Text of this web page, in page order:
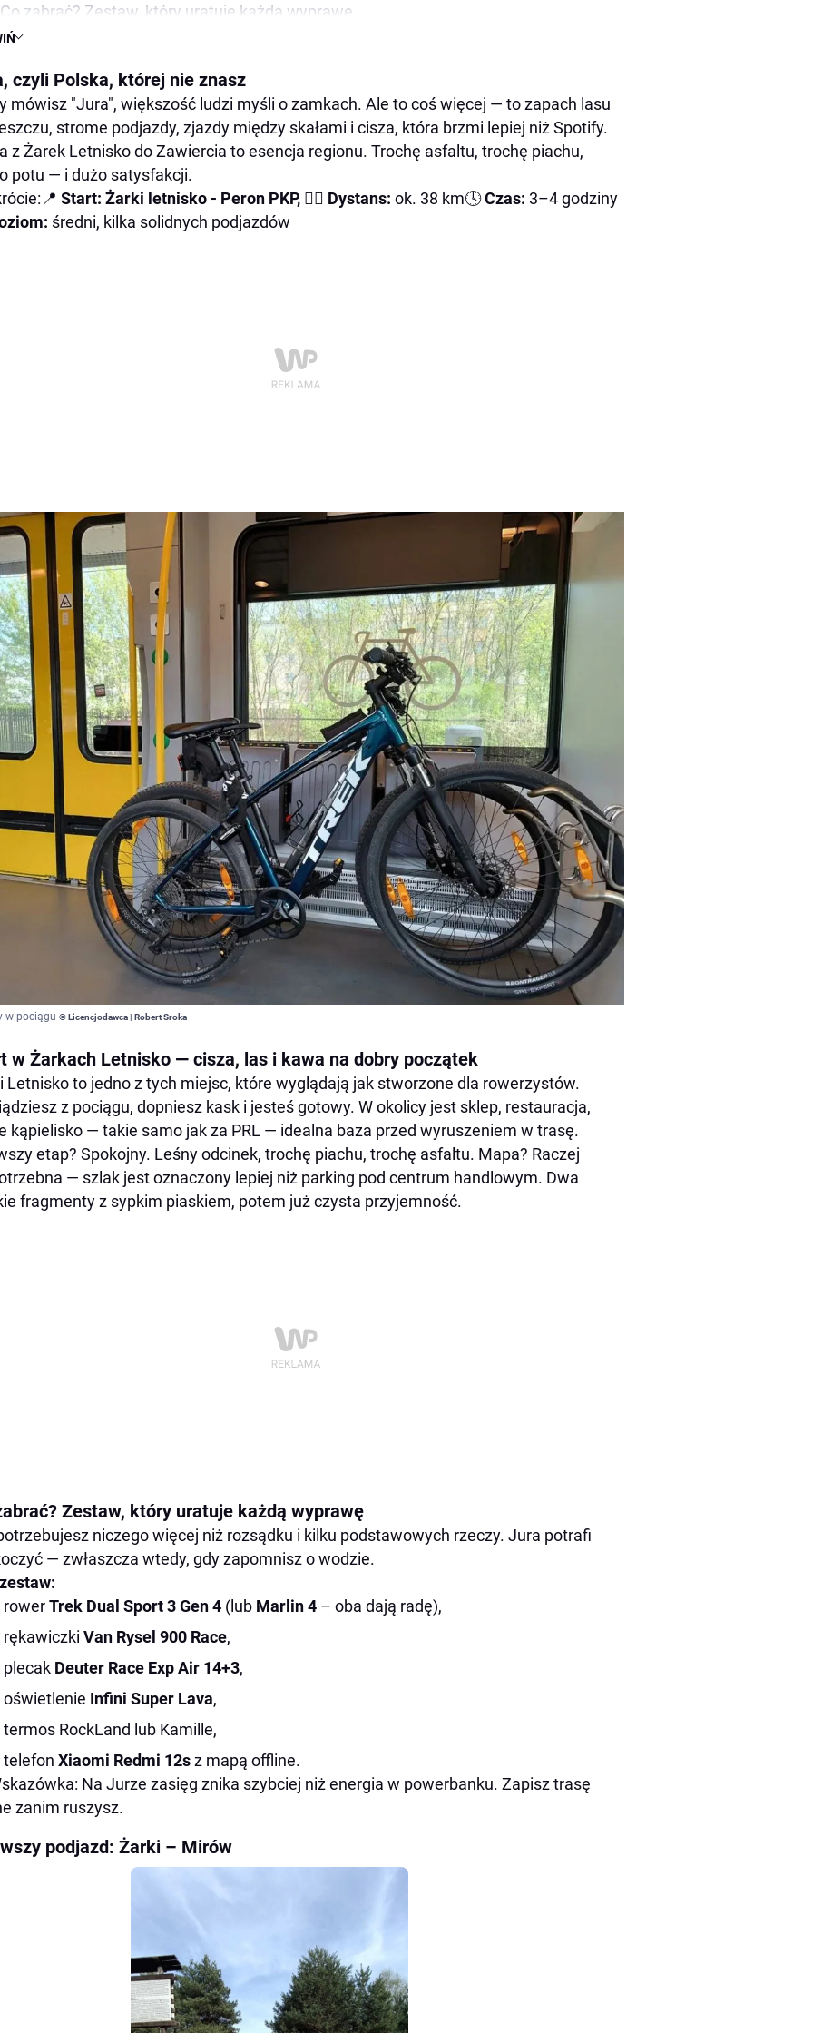
Co zabrać? Zestaw, który uratuje każdą wyprawę
Pierwszy podjazd: Żarki – Mirów
Zamek Mirów – surowy, dziki, prawdziwy
Bobolice – zamkowe deja vu w wersji premium
Wieczorem, oświetlony, wygląda jak z gry RPG.
Szlak Orlich Gniazd – najlepszy fragment trasy
Z Morska do Zawiercia – ostatnie kilometry w nagrodę
czyli Polska, której nie znasz
mówisz "Jura", większość ludzi myśli o zamkach. Ale to coś więcej — to zapach lasu
strome podjazdy, zjazdy między skałami i cisza, która brzmi lepiej niż Spotify.
z Żarek Letnisko do Zawiercia to esencja regionu. Trochę asfaltu, trochę piachu,
potu — i dużo satysfakcji.
Start: Żarki letnisko - Peron PKP, 🚴‍♂️ Dystans: ok. 38 km🕓Czas: 3–4 godziny
średni, kilka solidnych podjazdów
w pociągu © Licencjodawca | Robert Sroka
w Żarkach Letnisko — cisza, las i kawa na dobry początek
Letnisko to jedno z tych miejsc, które wyglądają jak stworzone dla rowerzystów.
z pociągu, dopniesz kask i jesteś gotowy. W okolicy jest sklep, restauracja,
kąpielisko — takie samo jak za PRL — idealna baza przed wyruszeniem w trasę.
etap? Spokojny. Leśny odcinek, trochę piachu, trochę asfaltu. Mapa? Raczej
— szlak jest oznaczony lepiej niż parking pod centrum handlowym. Dwa
fragmenty z sypkim piaskiem, potem już czysta przyjemność.
Zestaw, który uratuje każdą wyprawę
niczego więcej niż rozsądku i kilku podstawowych rzeczy. Jura potrafi
— zwłaszcza wtedy, gdy zapomnisz o wodzie.
rowerTrek Dual Sport 3 Gen 4 (lub Marlin 4 – oba dają radę),
rękawiczki Van Rysel 900 Race,
plecak Deuter Race Exp Air 14+3,
oświetlenie Infini Super Lava,
termos RockLand lub Kamille,
telefon Xiaomi Redmi 12sz mapą offline.
Na Jurze zasięg znika szybciej niż energia w powerbanku. Zapisz trasę
zanim ruszysz.
podjazd: Żarki – Mirów